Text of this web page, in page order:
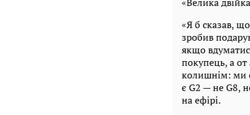
«Я б сказав,
зробив
якщо
покупець, а
колишнім: ми
є G2 — не G8,
на ефірі.